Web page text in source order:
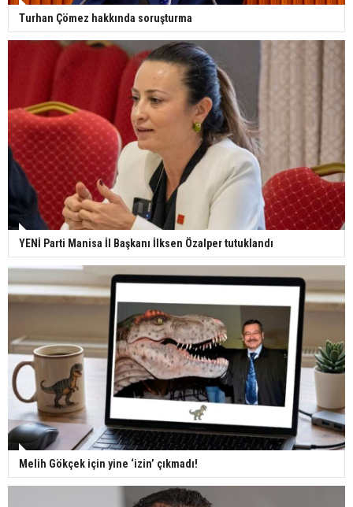
Turhan Çömez hakkında soruşturma
YENİ Parti Manisa İl Başkanı İlksen Özalper tutuklandı
Melih Gökçek için yine ‘izin’ çıkmadı!